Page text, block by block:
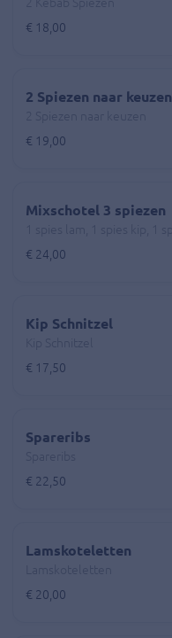
€ 18,00
2 Spiezen naar keuzen
€ 19,00
Mixschotel 3 spiezen
€ 24,00
Kip Schnitzel
€ 17,50
Spareribs
€ 22,50
Lamskoteletten
€ 20,00